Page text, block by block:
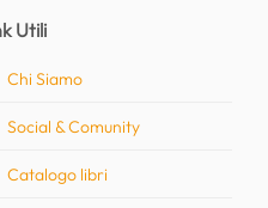
Utili
Chi Siamo
Social & Comunity
Catalogo libri